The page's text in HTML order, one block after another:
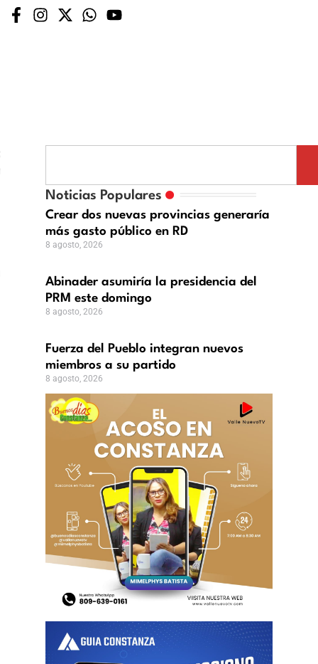
Noticias Populares
Crear dos nuevas provincias generaría
más gasto público en RD
8 agosto, 2026
Abinader asumiría la presidencia del
PRM este domingo
8 agosto, 2026
Fuerza del Pueblo integran nuevos
miembros a su partido
8 agosto, 2026